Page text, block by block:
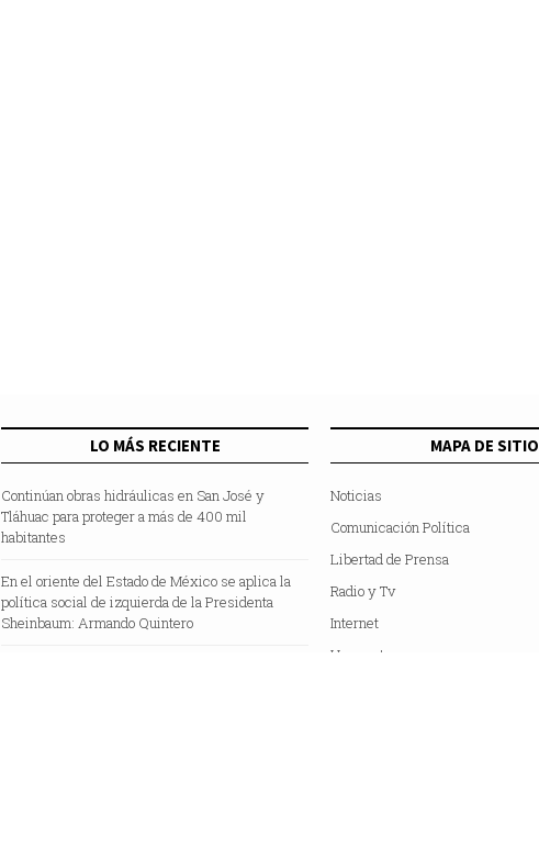
LO MÁS RECIENTE
Continúan obras hidráulicas en San José y
Tláhuac para proteger a más de 400 mil
habitantes
En el oriente del Estado de México se aplica la
política social de izquierda de la Presidenta
Sheinbaum: Armando Quintero
MAPA DE SITIO
Noticias
Comunicación Política
Libertad de Prensa
Radio y Tv
Internet
Hemeroteca